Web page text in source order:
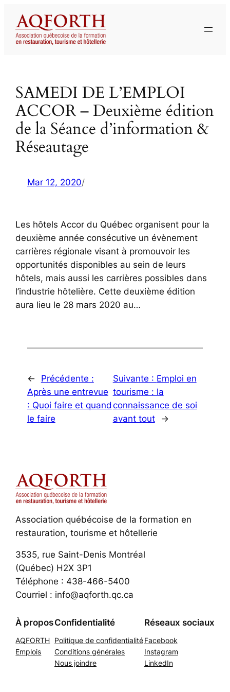
contenu
SAMEDI DE L’EMPLOI
ACCOR – Deuxième édition
de la Séance d’information &
Réseautage
Mar 12, 2020/
Les hôtels Accor du Québec organisent pour la
deuxième année consécutive un évènement
carrières régionale visant à promouvoir les
opportunités disponibles au sein de leurs
hôtels, mais aussi les carrières possibles dans
l’industrie hôtelière. Cette deuxième édition
aura lieu le 28 mars 2020 au…
←
Précédente :
Après une entrevue
: Quoi faire et quand
le faire
Suivante : Emploi en
tourisme : la
connaissance de soi
avant tout
→
Association québécoise de la formation en
restauration, tourisme et hôtellerie
3535, rue Saint-Denis Montréal
(Québec) H2X 3P1
Téléphone : 438-466-5400
Courriel : info@aqforth.qc.ca
À propos
AQFORTH
Emplois
Confidentialité
Politique de confidentialité
Conditions générales
Nous joindre
Réseaux sociaux
Facebook
Instagram
LinkedIn